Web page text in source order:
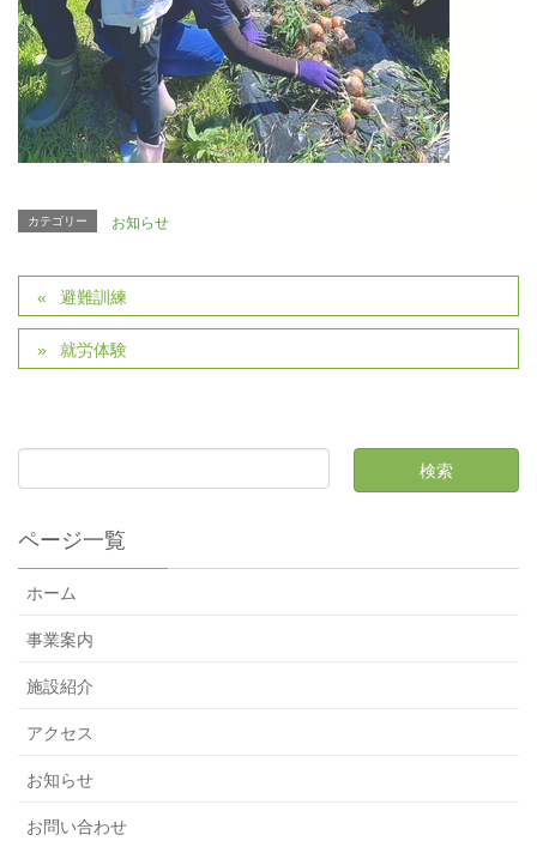
カテゴリー お知らせ
避難訓練
就労体験
ページ一覧
ホーム
事業案内
施設紹介
アクセス
お知らせ
お問い合わせ